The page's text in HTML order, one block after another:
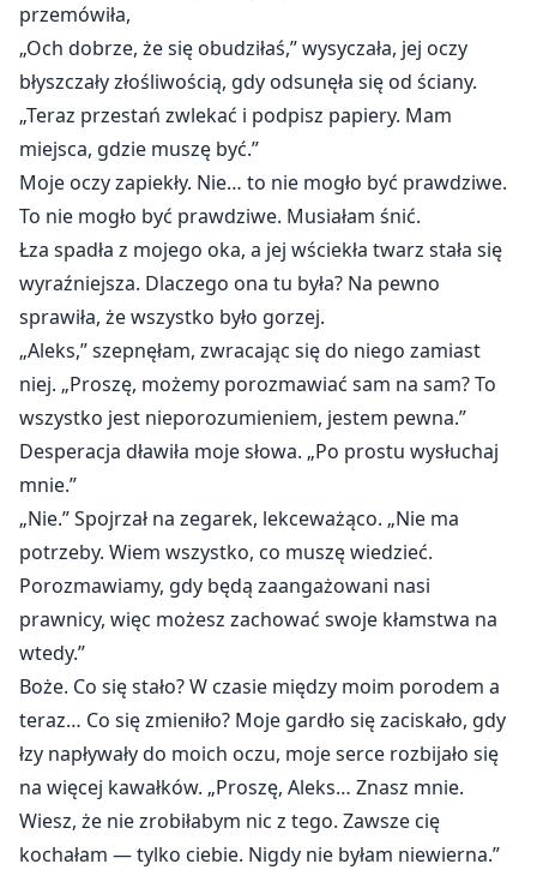
przemówiła,
„Och dobrze, że się obudziłaś,” wysyczała, jej oczy
błyszczały złośliwością, gdy odsunęła się od ściany.
„Teraz przestań zwlekać i podpisz papiery. Mam
miejsca, gdzie muszę być.”
Moje oczy zapiekły. Nie… to nie mogło być prawdziwe.
To nie mogło być prawdziwe. Musiałam śnić.
Łza spadła z mojego oka, a jej wściekła twarz stała się
wyraźniejsza. Dlaczego ona tu była? Na pewno
sprawiła, że wszystko było gorzej.
„Aleks,” szepnęłam, zwracając się do niego zamiast
niej. „Proszę, możemy porozmawiać sam na sam? To
wszystko jest nieporozumieniem, jestem pewna.”
Desperacja dławiła moje słowa. „Po prostu wysłuchaj
mnie.”
„Nie.” Spojrzał na zegarek, lekceważąco. „Nie ma
potrzeby. Wiem wszystko, co muszę wiedzieć.
Porozmawiamy, gdy będą zaangażowani nasi
prawnicy, więc możesz zachować swoje kłamstwa na
wtedy.”
Boże. Co się stało? W czasie między moim porodem a
teraz… Co się zmieniło? Moje gardło się zaciskało, gdy
łzy napływały do moich oczu, moje serce rozbijało się
na więcej kawałków. „Proszę, Aleks… Znasz mnie.
Wiesz, że nie zrobiłabym nic z tego. Zawsze cię
kochałam — tylko ciebie. Nigdy nie byłam niewierna.”